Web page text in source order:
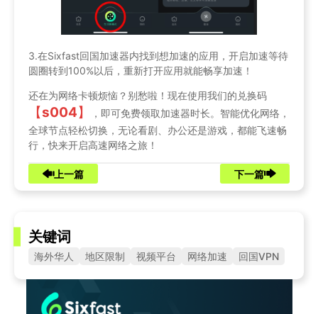
3.在Sixfast回国加速器内找到想加速的应用，开启加速等待
圆圈转到100%以后，重新打开应用就能畅享加速！
还在为网络卡顿烦恼？别愁啦！现在使用我们的兑换码
【s004】
，即可免费领取加速器时长。智能优化网络，
全球节点轻松切换，无论看剧、办公还是游戏，都能飞速畅
行，快来开启高速网络之旅！
上一篇 下一篇
关键词
海外华人 地区限制 视频平台 网络加速 回国VPN